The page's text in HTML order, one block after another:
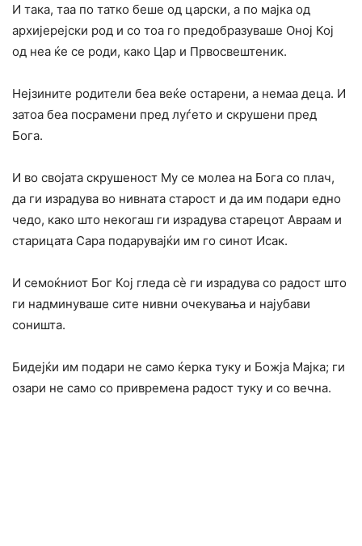
И така, таа по татко беше од царски, а по мајка од
архијерејски род и со тоа го предобразуваше Оној Кој
од неа ќе се роди, како Цар и Првосвештеник.
Нејзините родители беа веќе остарени, а немаа деца. И
затоа беа посрамени пред луѓето и скрушени пред
Бога.
И во својата скрушеност Му се молеа на Бога со плач,
да ги израдува во нивната старост и да им подари едно
чедо, како што некогаш ги израдува старецот Авраам и
старицата Сара подарувајќи им го синот Исак.
И семоќниот Бог Кој гледа сè ги израдува со радост што
ги надминуваше сите нивни очекувања и најубави
соништа.
Бидејќи им подари не само ќерка туку и Божја Мајка; ги
озари не само со привремена радост туку и со вечна.